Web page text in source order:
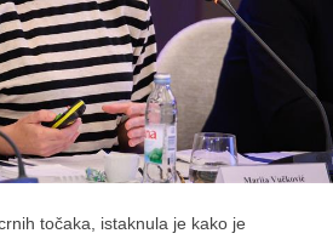
točaka, istaknula je kako je